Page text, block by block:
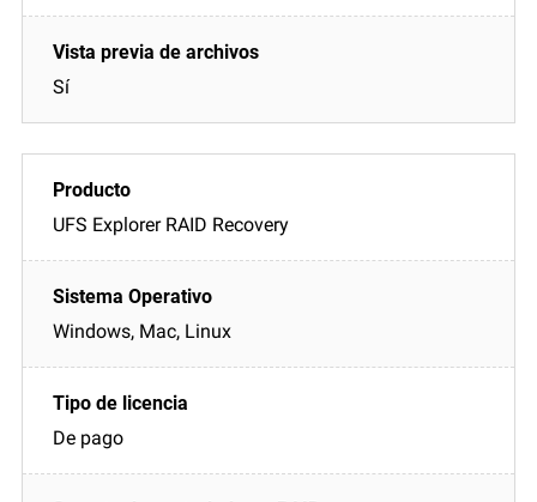
Sí
UFS Explorer RAID Recovery
Windows, Mac, Linux
De pago